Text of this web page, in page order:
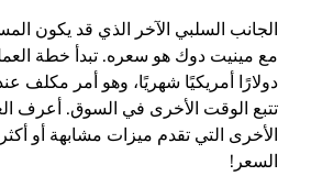
الجانب السلبي الآخر الذي قد يكون
دولارًا أمريكيًا شهريًا، وهو أمر مكلف
تتبع الوقت الأخرى في السوق. أعرف
الأخرى التي تقدم ميزات مشابهة أو
السعر!